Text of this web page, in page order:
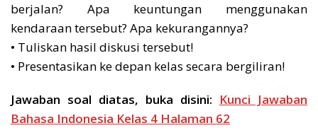
berjalan? Apa keuntungan menggunakan
kendaraan tersebut? Apa kekurangannya?
• Tuliskan hasil diskusi tersebut!
• Presentasikan ke depan kelas secara bergiliran!
Jawaban soal diatas, buka disini: Kunci Jawaban
Bahasa Indonesia Kelas 4 Halaman 62